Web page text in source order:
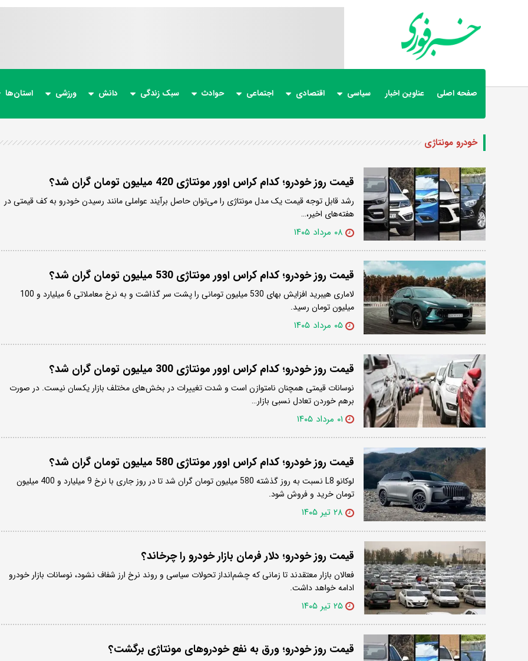
صفحه اصلی عناوین اخبار سیاسی اقتصادی اجتماعی حوادث سبک زندگی دانش ورزشی استان‌ها
خودرو مونتاژی
قیمت روز خودرو؛ کدام کراس اوور مونتاژی 420 میلیون تومان گران شد؟
رشد قابل توجه قیمت یک مدل مونتاژی را می‌توان حاصل برآیند عواملی مانند رسیدن خودرو به کف قیمتی در
هفته‌های اخیر،…
۰۸ مرداد ۱۴۰۵
قیمت روز خودرو؛ کدام کراس اوور مونتاژی 530 میلیون تومان گران شد؟
لاماری هیبرید افزایش بهای 530 میلیون تومانی را پشت سر گذاشت و به نرخ معاملاتی 6 میلیارد و 100
میلیون تومان رسید.
۰۵ مرداد ۱۴۰۵
قیمت روز خودرو؛ کدام کراس اوور مونتاژی 300 میلیون تومان گران شد؟
نوسانات قیمتی همچنان نامتوازن است و شدت تغییرات در بخش‌های مختلف بازار یکسان نیست. در صورت
برهم خوردن تعادل نسبی بازار…
۰۱ مرداد ۱۴۰۵
قیمت روز خودرو؛ کدام کراس اوور مونتاژی 580 میلیون تومان گران شد؟
لوکانو L8 نسبت به روز گذشته 580 میلیون تومان گران شد تا در روز جاری با نرخ 9 میلیارد و 400 میلیون
تومان خرید و فروش شود.
۲۸ تیر ۱۴۰۵
قیمت روز خودرو؛ دلار فرمان بازار خودرو را چرخاند؟
فعالان بازار معتقدند تا زمانی که چشم‌انداز تحولات سیاسی و روند نرخ ارز شفاف نشود، نوسانات بازار خودرو
ادامه خواهد داشت.
۲۵ تیر ۱۴۰۵
قیمت روز خودرو؛ ورق به نفع خودروهای مونتاژی برگشت؟